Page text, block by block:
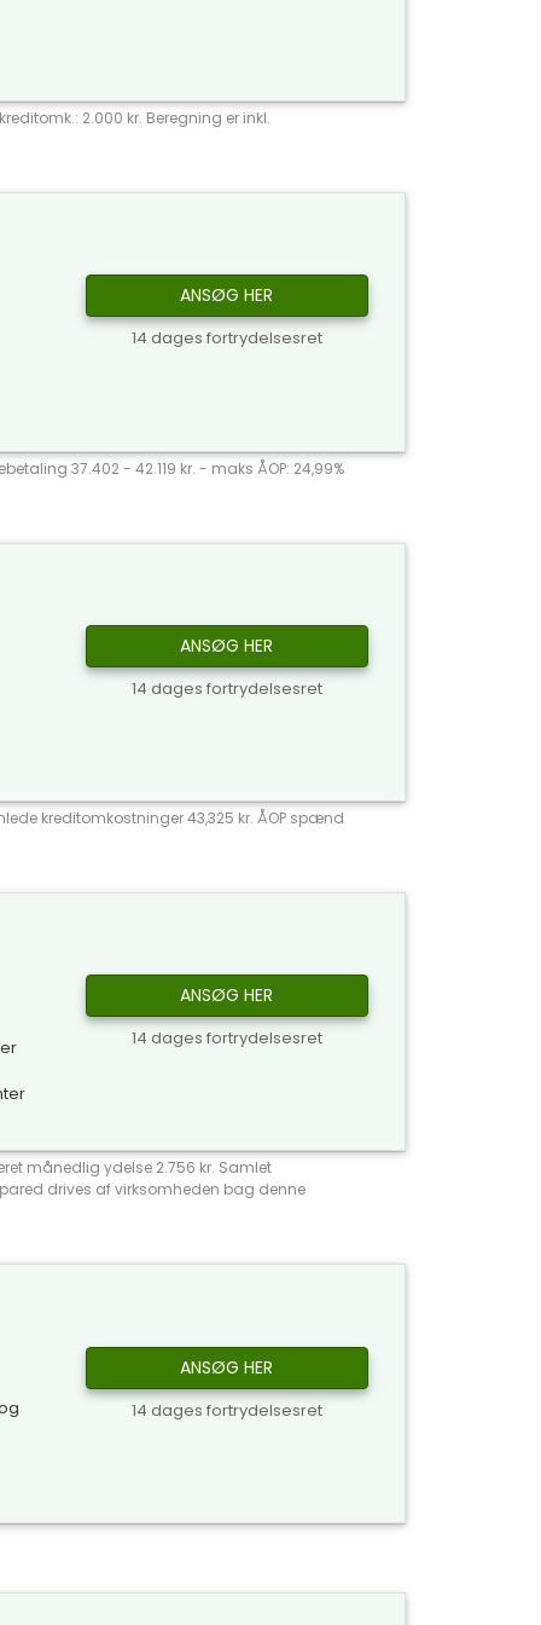
2.000 kr. Beregning er inkl.
ANSØG HER
14 dages fortrydelsesret
37.402 - 42.119 kr. - maks ÅOP: 24,99%
ANSØG HER
14 dages fortrydelsesret
kreditomkostninger 43,325 kr. ÅOP spænd
ANSØG HER
14 dages fortrydelsesret
månedlig ydelse 2.756 kr. Samlet
drives af virksomheden bag denne
ANSØG HER
14 dages fortrydelsesret